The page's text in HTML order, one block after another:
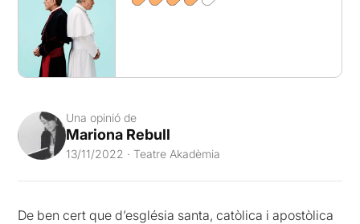
Una opinió de
Mariona Rebull
13/11/2022 · Teatre Akadèmia
De ben cert que d’església santa, catòlica i apostòlica